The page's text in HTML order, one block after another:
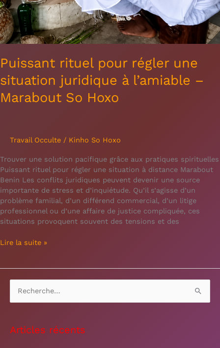
Puissant rituel pour régler une
situation juridique à l’amiable –
Marabout So Hoxo
Travail Occulte / Kinho So Hoxo
Trouver une solution pacifique grâce aux pratiques spirituelles
Puissant rituel pour régler une situation à distance Marabout
Benin Les conflits juridiques peuvent devenir une source
importante de stress et d’inquiétude. Qu’il s’agisse d’un
problème familial, d’un différend commercial, d’un litige
professionnel ou d’une affaire de justice compliquée, ces
situations provoquent souvent des tensions et des
Lire la suite »
hArticles récents